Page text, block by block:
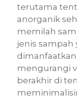
terutama
anorganik
memilah
jenis sampah
mengurangi
berakhir di